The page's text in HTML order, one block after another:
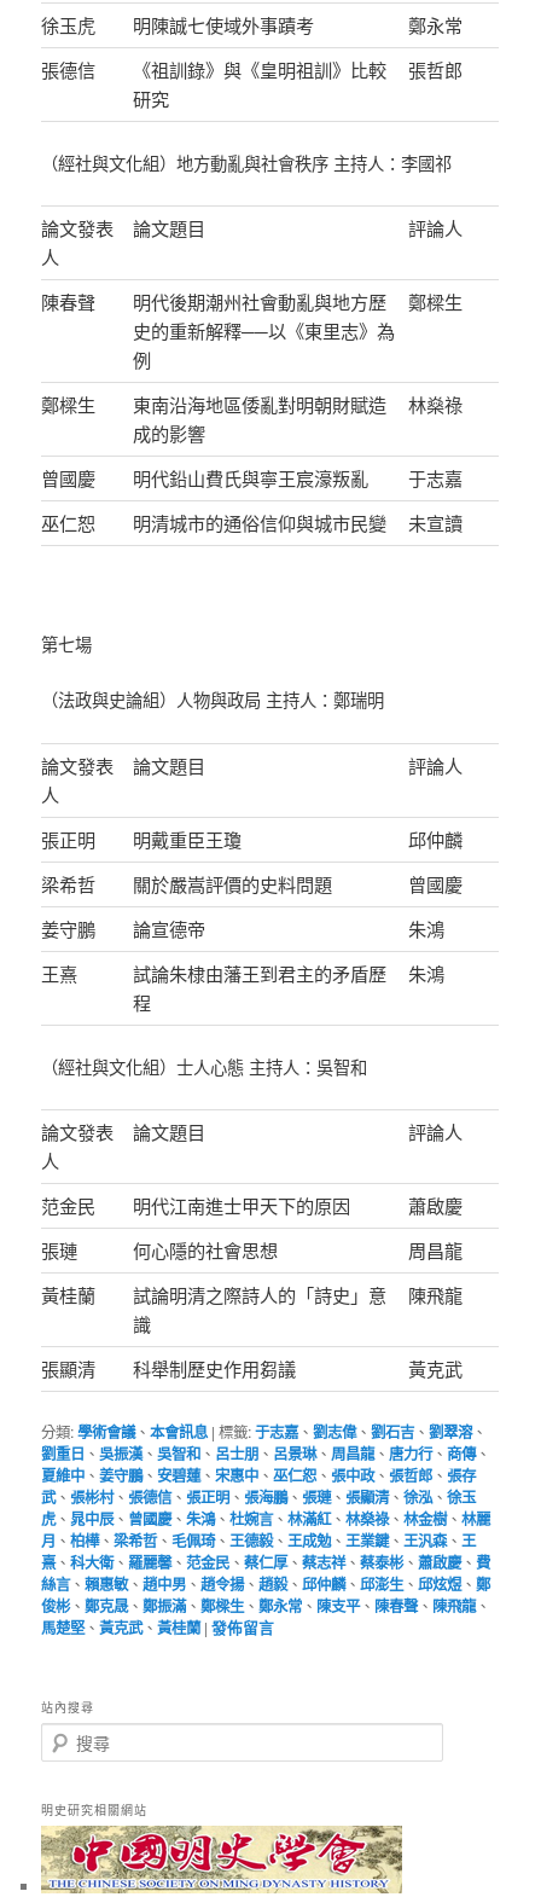
徐玉虎 明陳誠七使域外事蹟考
鄭永常
張德信
《祖訓錄》與《皇明祖訓》比較
研究
張哲郎
（經社與文化組）地方動亂與社會秩序 主持人：李國祁
論文發表
人
論文題目 評論人
陳春聲
明代後期潮州社會動亂與地方歷
史的重新解釋──以《東里志》為
例
鄭樑生
鄭樑生
東南沿海地區倭亂對明朝財賦造
成的影響
林燊祿
曾國慶 明代鉛山費氏與寧王宸濠叛亂
于志嘉
巫仁恕
明清城市的通俗信仰與城市民變 未宣讀
第七場
（法政與史論組）人物與政局 主持人：鄭瑞明
論文發表
人
論文題目 評論人
張正明 明戴重臣王瓊
邱仲麟
梁希哲
關於嚴嵩評價的史料問題
曾國慶
姜守鵬
論宣德帝
朱鴻
王熹
試論朱棣由藩王到君主的矛盾歷
程
朱鴻
（經社與文化組）士人心態 主持人：吳智和
論文發表
人
論文題目 評論人
范金民 明代江南進士甲天下的原因
蕭啟慶
張璉
何心隱的社會思想
周昌龍
黃桂蘭
試論明清之際詩人的「詩史」意
識
陳飛龍
張顯清 科舉制歷史作用芻議 黃克武
分類:學術會議、本會訊息 |標籤:于志嘉、劉志偉、劉石吉、劉翠溶、
劉重日 、吳振漢、吳智和 、 呂士朋 、 呂景琳、 周昌龍、 唐力行、商傳、
夏維中 、姜守鵬、安碧蓮、 宋惠中 、巫仁恕 、張中政、張哲郎 、張存
武、張彬村、張德信、張正明 、張海鵬、張璉、張顯清、徐泓、徐玉
虎、晁中辰、 曾國慶、朱鴻、杜婉言、林滿紅、林燊祿、林金樹、林麗
月 、柏樺、梁希哲、毛佩琦、王德毅、王成勉、王業鍵、王汎森、王
熹、科大衛、羅麗馨、范金民 、蔡仁厚、蔡志祥、蔡泰彬、蕭啟慶、費
絲言、賴惠敏、趙中男 、趙令揚、趙毅、邱仲麟、邱澎生 、邱炫煜、鄭
俊彬、鄭克晟、鄭振滿、鄭樑生 、鄭永常 、 陳支平、 陳春聲、 陳飛龍、
馬楚堅、黃克武、黃桂蘭 |發佈留言
站內搜尋
搜
尋
明史研究相關網站